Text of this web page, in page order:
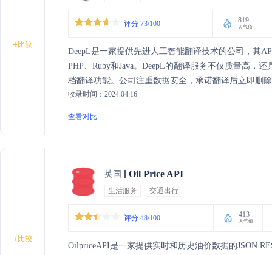
+比较
评分 73/100 819
人气值
DeepL是一家提供先进人工智能翻译技术的公司，其
PHP、Ruby和Java。DeepL的翻译服务不仅质量高，
档翻译功能。公司注重数据安全，承诺翻译后立即删
站、商务沟通和产品中，帮助企业拓展多语言市场，
收录时间：2024.04.16
查看对比
+比较
英国 Oil Price API
生活服务 交通出行
评分 48/100 413
人气值
OilpriceAPI是一家提供实时和历史油价数据的JSON